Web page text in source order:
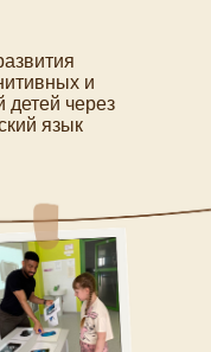
и
детей через
язык